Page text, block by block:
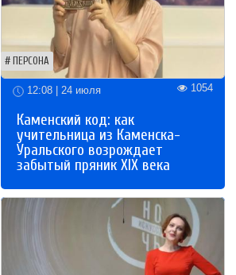
ПЕРСОНА
12:08 | 24 июля 1054
Каменский код: как
учительница из Каменска-
Уральского возрождает
забытый пряник XIX века